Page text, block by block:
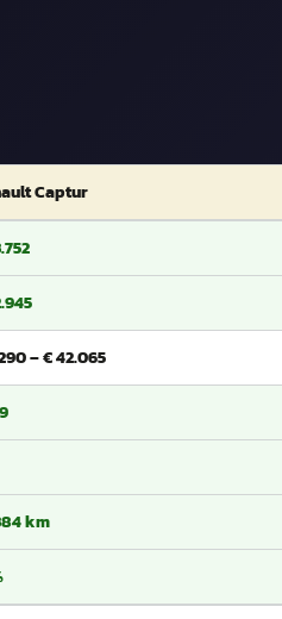
Captur
– € 42.065
km